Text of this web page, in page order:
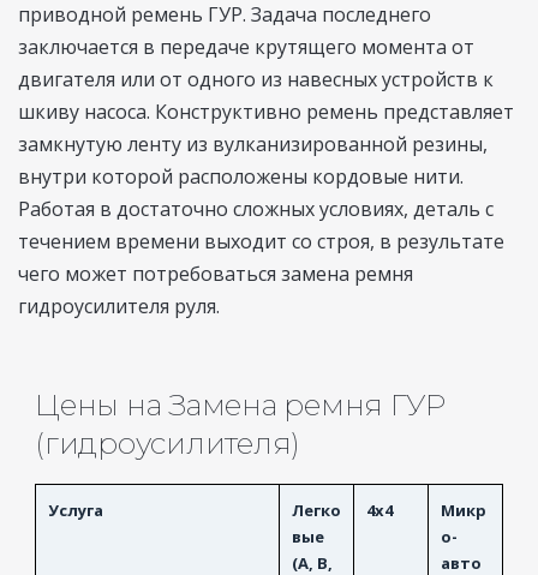
приводной ремень ГУР. Задача последнего
заключается в передаче крутящего момента от
двигателя или от одного из навесных устройств к
шкиву насоса. Конструктивно ремень представляет
замкнутую ленту из вулканизированной резины,
внутри которой расположены кордовые нити.
Работая в достаточно сложных условиях, деталь с
течением времени выходит со строя, в результате
чего может потребоваться замена ремня
гидроусилителя руля.
Цены на Замена ремня ГУР
(гидроусилителя)
Услуга
Легко
вые
(A, B,
4x4
Микр
о-
авто